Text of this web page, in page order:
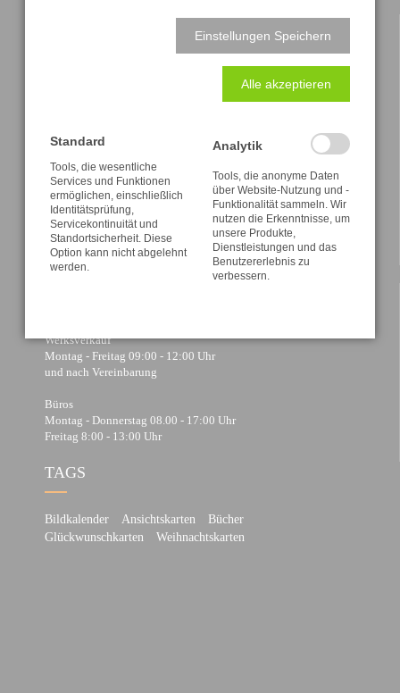
Tel.: (03 51) 2 51 68 27
service@verlag-adam.de
Impressum
Datenschutz
Widerrufsbelehrung
AGB
Werksverkauf
Montag - Freitag 09:00 - 12:00 Uhr
und nach Vereinbarung
Büros
Montag - Donnerstag 08.00 - 17:00 Uhr
Freitag 8:00 - 13:00 Uhr
TAGS
Bildkalender Ansichtskarten
Bücher
Glückwunschkarten
Weihnachtskarten
Einstellungen Speichern
Alle akzeptieren
Standard
Tools, die wesentliche
Services und Funktionen
ermöglichen, einschließlich
Identitätsprüfung,
Servicekontinuität und
Standortsicherheit. Diese
Option kann nicht abgelehnt
werden.
Analytik
Tools, die anonyme Daten
über Website-Nutzung und -
Funktionalität sammeln. Wir
nutzen die Erkenntnisse, um
unsere Produkte,
Dienstleistungen und das
Benutzererlebnis zu
verbessern.